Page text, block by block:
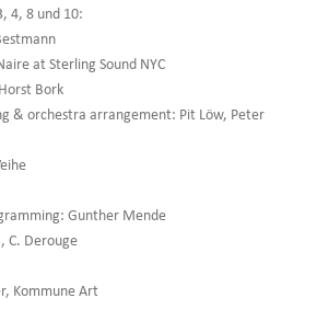
4, 8 und 10:
at Sterling Sound NYC
Bork
& orchestra arrangement: Pit Löw, Peter
Gunther Mende
C. Derouge
Kommune Art